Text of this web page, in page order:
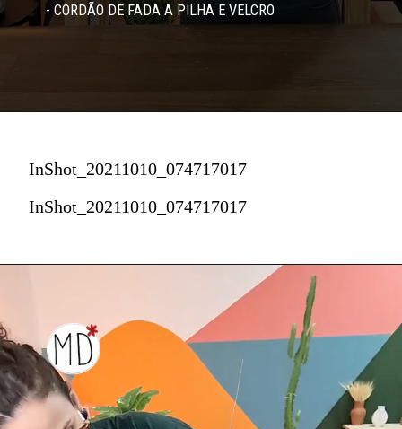
- CORDÃO DE FADA A PILHA E VELCRO
InShot_20211010_074717017
InShot_20211010_074717017